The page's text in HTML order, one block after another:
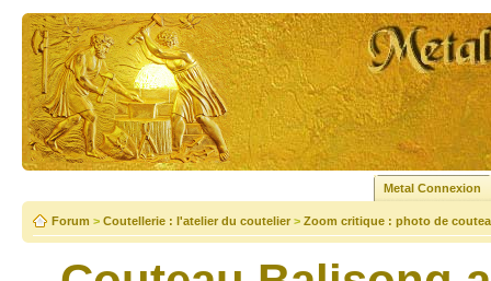
Metal Connexion
Forum > Coutellerie : l'atelier du coutelier > Zoom critique : photo de